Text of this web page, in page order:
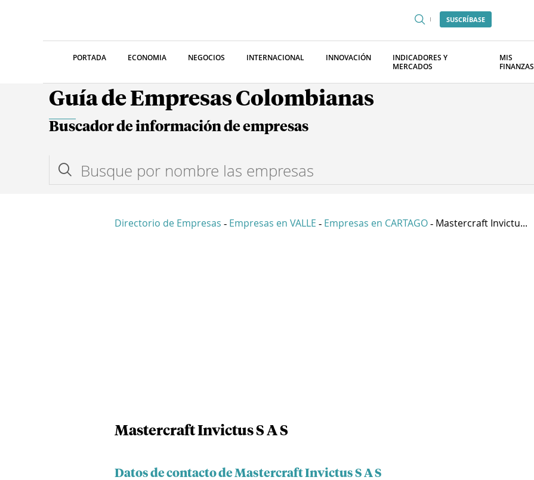
SUSCRÍBASE
PORTADA ECONOMIA NEGOCIOS INTERNACIONAL INNOVACIÓN
INDICADORES Y
MERCADOS
MIS
FINANZAS
Guía de Empresas Colombianas
Buscador de información de empresas
Directorio de Empresas - Empresas en VALLE - Empresas en CARTAGO - Mastercraft Invictu...
Mastercraft Invictus S A S
Datos de contacto de Mastercraft Invictus S A S